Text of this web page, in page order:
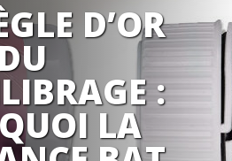
D’OR
:
LA